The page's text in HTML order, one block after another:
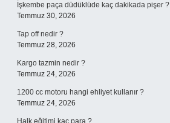
İşkembe paça düdüklüde kaç dakikada pişer ?
Temmuz 30, 2026
Tap off nedir ?
Temmuz 28, 2026
Kargo tazmin nedir ?
Temmuz 24, 2026
1200 cc motoru hangi ehliyet kullanır ?
Temmuz 24, 2026
Halk eğitimi kaç para ?